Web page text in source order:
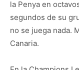
la Penya en
segundos de su
no se juega nada.
Canaria.